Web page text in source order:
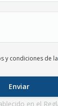
y condiciones de la